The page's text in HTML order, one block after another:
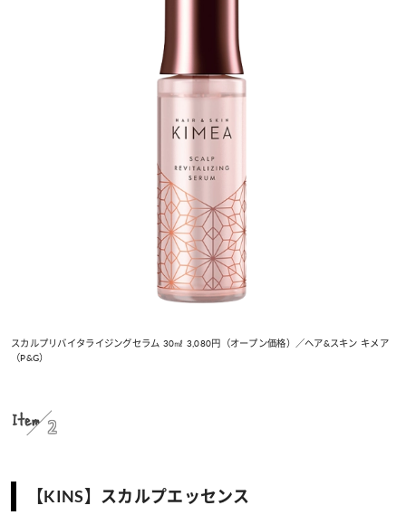
スカルプリバイタライジングセラム 30㎖ 3,080円（オープン価格）／ヘア&スキン キメア
（P&G）
Item 2
【KINS】スカルプエッセンス